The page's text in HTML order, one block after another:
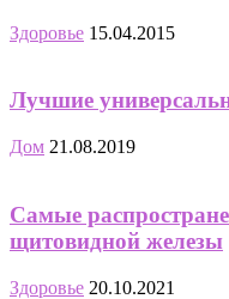
Здоровье 15.04.2015
Лучшие
Дом 21.08.2019
Самые
щитовидной железы
Здоровье 20.10.2021